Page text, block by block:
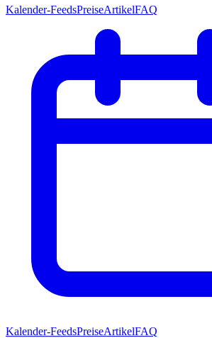
Kalender-FeedsPreiseArtikelFAQ
Kalender-FeedsPreiseArtikelFAQ